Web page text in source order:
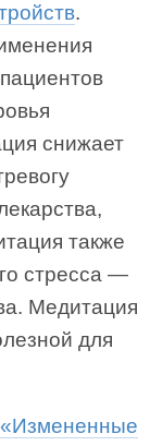
.
снижает
также
стресса —
Медитация
для
«Измененные